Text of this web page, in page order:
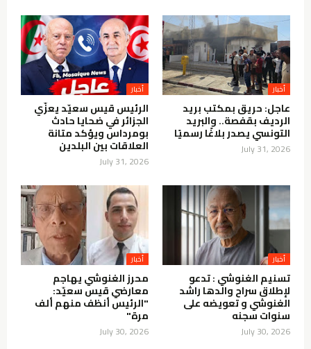
أخبار
عاجل: حريق بمكتب بريد
الرديف بقفصة.. والبريد
التونسي يصدر بلاغًا رسميًا
July 31, 2026
أخبار
الرئيس قيس سعيّد يعزّي
الجزائر في ضحايا حادث
بومرداس ويؤكد متانة
العلاقات بين البلدين
July 31, 2026
أخبار
تسنيم الغنوشي : تدعو
لإطلاق سراح والدها راشد
الغنوشي و تعويضه على
سنوات سجنه
July 30, 2026
أخبار
محرز الغنوشي يهاجم
معارضي قيس سعيّد:
"الرئيس أنظف منهم ألف
مرة"
July 30, 2026